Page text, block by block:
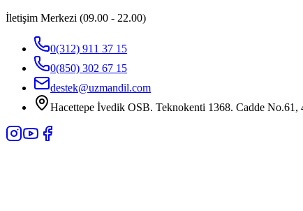
İletişim Merkezi (09.00 - 22.00)
0(312) 911 37 15
0(850) 302 67 15
destek@uzmandil.com
Hacettepe İvedik OSB. Teknokenti 1368. Cadde